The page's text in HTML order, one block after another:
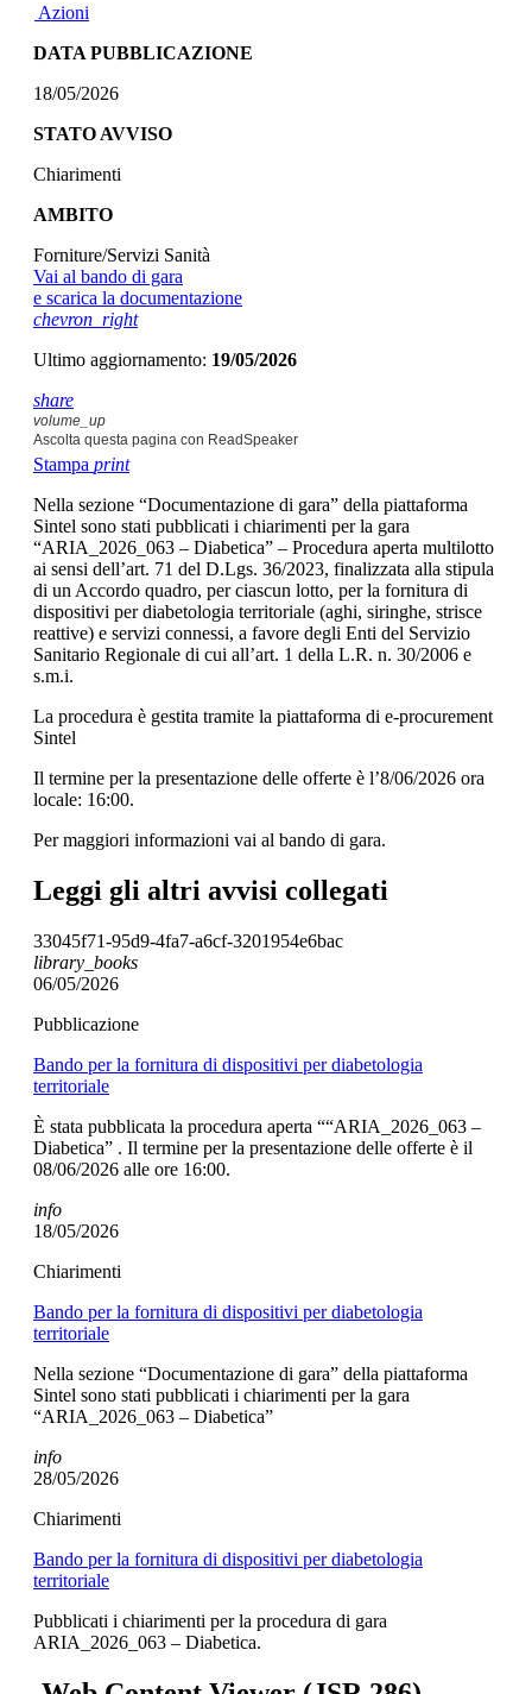
Azioni
DATA PUBBLICAZIONE
18/05/2026
STATO AVVISO
Chiarimenti
AMBITO
Forniture/Servizi Sanità
Vai al bando di gara
e scarica la documentazione
chevron_right
Ultimo aggiornamento: 19/05/2026
share
volume_up
Ascolta questa pagina con ReadSpeaker
Stampa print
Nella sezione “Documentazione di gara” della piattaforma
Sintel sono stati pubblicati i chiarimenti per la gara
“ARIA_2026_063 – Diabetica” – Procedura aperta multilotto
ai sensi dell’art. 71 del D.Lgs. 36/2023, finalizzata alla stipula
di un Accordo quadro, per ciascun lotto, per la fornitura di
dispositivi per diabetologia territoriale (aghi, siringhe, strisce
reattive) e servizi connessi, a favore degli Enti del Servizio
Sanitario Regionale di cui all’art. 1 della L.R. n. 30/2006 e
s.m.i.
La procedura è gestita tramite la piattaforma di e-procurement
Sintel
Il termine per la presentazione delle offerte è l’8/06/2026 ora
locale: 16:00.
Per maggiori informazioni vai al bando di gara.
Leggi gli altri avvisi collegati
33045f71-95d9-4fa7-a6cf-3201954e6bac
library_books
06/05/2026
Pubblicazione
Bando per la fornitura di dispositivi per diabetologia
territoriale
È stata pubblicata la procedura aperta ““ARIA_2026_063 –
Diabetica” . Il termine per la presentazione delle offerte è il
08/06/2026 alle ore 16:00.
info
18/05/2026
Chiarimenti
Bando per la fornitura di dispositivi per diabetologia
territoriale
Nella sezione “Documentazione di gara” della piattaforma
Sintel sono stati pubblicati i chiarimenti per la gara
“ARIA_2026_063 – Diabetica”
info
28/05/2026
Chiarimenti
Bando per la fornitura di dispositivi per diabetologia
territoriale
Pubblicati i chiarimenti per la procedura di gara
ARIA_2026_063 – Diabetica.